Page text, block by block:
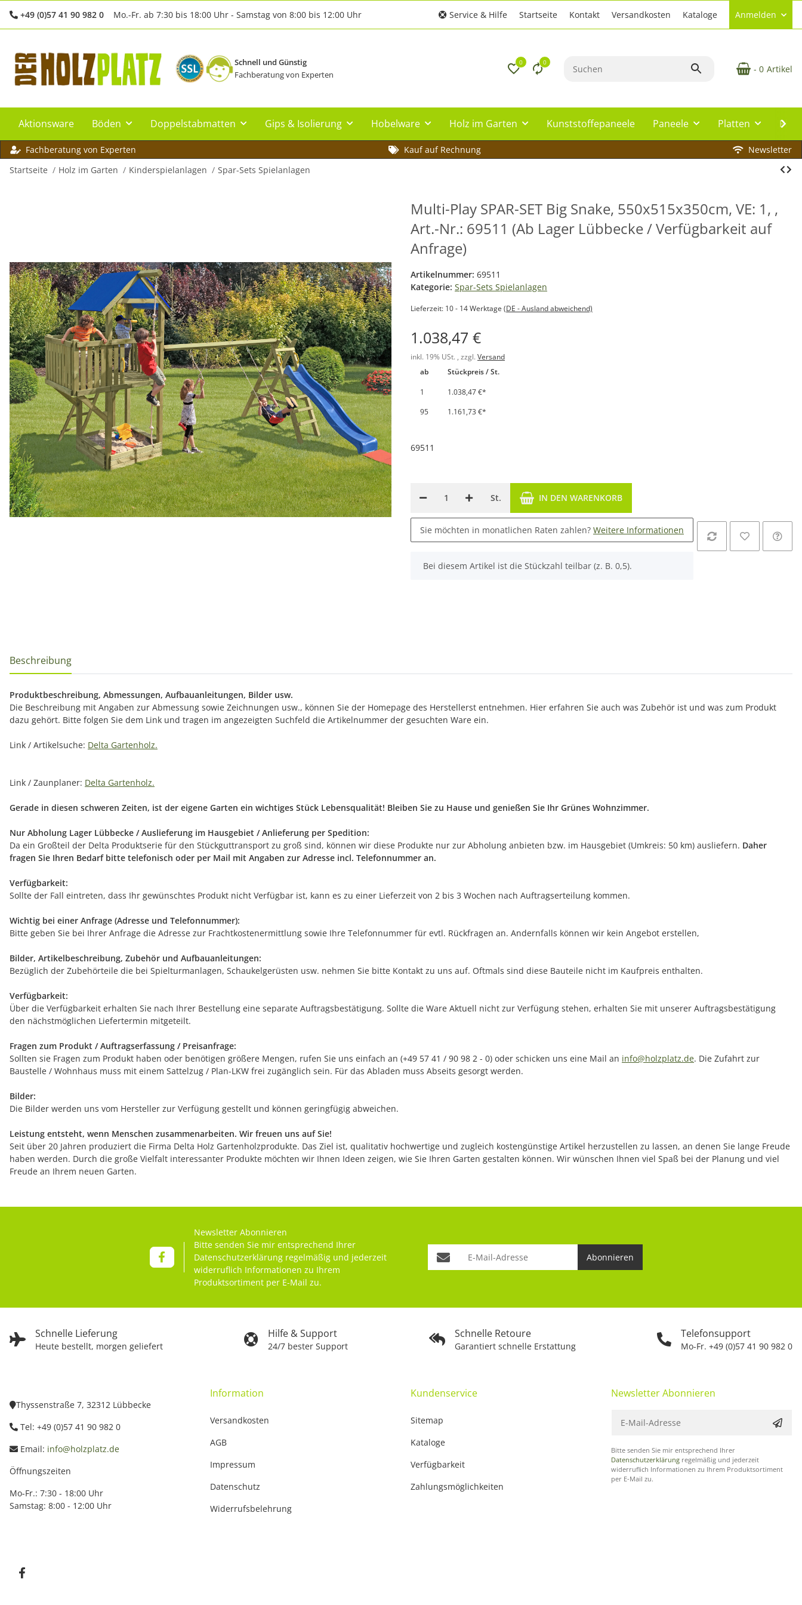
+49 (0)57 41 90 982 0 Mo.-Fr. ab 7:30 bis 18:00 Uhr - Samstag von 8:00 bis 12:00 Uhr Service & Hilfe Startseite Kontakt Versandkosten Kataloge Anmelden
Schnell und Günstig
Fachberatung von Experten
0 0
- 0 Artikel
Aktionsware Böden Doppelstabmatten Gips & Isolierung Hobelware Holz im Garten Kunststoffepaneele Paneele Platten
Fachberatung von Experten Kauf auf Rechnung
Newsletter
Startseite
Holz im Garten Kinderspielanlagen Spar-Sets Spielanlagen
Multi-Play SPAR-SET Big Snake, 550x515x350cm, VE: 1, ,
Art.-Nr.: 69511 (Ab Lager Lübbecke / Verfügbarkeit auf
Anfrage)
Artikelnummer: 69511
Kategorie: Spar-Sets Spielanlagen
Lieferzeit: 10 - 14 Werktage (DE - Ausland abweichend)
1.038,47 €
inkl. 19% USt. , zzgl. Versand
ab
Stückpreis / St.
1
1.038,47 €*
95
1.161,73 €*
69511
St. IN DEN WARENKORB
Sie möchten in monatlichen Raten zahlen? Weitere Informationen
x
Bei diesem Artikel ist die Stückzahl teilbar (z. B. 0,5).
Beschreibung
Produktbeschreibung, Abmessungen, Aufbauanleitungen, Bilder usw.
Die Beschreibung mit Angaben zur Abmessung sowie Zeichnungen usw., können Sie der Homepage des Herstellerst entnehmen. Hier erfahren Sie auch was Zubehör ist und was zum Produkt
dazu gehört. Bitte folgen Sie dem Link und tragen im angezeigten Suchfeld die Artikelnummer der gesuchten Ware ein.
Link / Artikelsuche: Delta Gartenholz.
Link / Zaunplaner: Delta Gartenholz.
Gerade in diesen schweren Zeiten, ist der eigene Garten ein wichtiges Stück Lebensqualität! Bleiben Sie zu Hause und genießen Sie Ihr Grünes Wohnzimmer.
Nur Abholung Lager Lübbecke / Auslieferung im Hausgebiet / Anlieferung per Spedition:
Da ein Großteil der Delta Produktserie für den Stückguttransport zu groß sind, können wir diese Produkte nur zur Abholung anbieten bzw. im Hausgebiet (Umkreis: 50 km) ausliefern. Daher
fragen Sie Ihren Bedarf bitte telefonisch oder per Mail mit Angaben zur Adresse incl. Telefonnummer an.
Verfügbarkeit:
Sollte der Fall eintreten, dass Ihr gewünschtes Produkt nicht Verfügbar ist, kann es zu einer Lieferzeit von 2 bis 3 Wochen nach Auftragserteilung kommen.
Wichtig bei einer Anfrage (Adresse und Telefonnummer):
Bitte geben Sie bei Ihrer Anfrage die Adresse zur Frachtkostenermittlung sowie Ihre Telefonnummer für evtl. Rückfragen an. Andernfalls können wir kein Angebot erstellen,
Bilder, Artikelbeschreibung, Zubehör und Aufbauanleitungen:
Bezüglich der Zubehörteile die bei Spielturmanlagen, Schaukelgerüsten usw. nehmen Sie bitte Kontakt zu uns auf. Oftmals sind diese Bauteile nicht im Kaufpreis enthalten.
Verfügbarkeit:
Über die Verfügbarkeit erhalten Sie nach Ihrer Bestellung eine separate Auftragsbestätigung. Sollte die Ware Aktuell nicht zur Verfügung stehen, erhalten Sie mit unserer Auftragsbestätigung
den nächstmöglichen Liefertermin mitgeteilt.
Fragen zum Produkt / Auftragserfassung / Preisanfrage:
Sollten sie Fragen zum Produkt haben oder benötigen größere Mengen, rufen Sie uns einfach an (+49 57 41 / 90 98 2 - 0) oder schicken uns eine Mail an info@holzplatz.de. Die Zufahrt zur
Baustelle / Wohnhaus muss mit einem Sattelzug / Plan-LKW frei zugänglich sein. Für das Abladen muss Abseits gesorgt werden.
Bilder:
Die Bilder werden uns vom Hersteller zur Verfügung gestellt und können geringfügig abweichen.
Leistung entsteht, wenn Menschen zusammenarbeiten. Wir freuen uns auf Sie!
Seit über 20 Jahren produziert die Firma Delta Holz Gartenholzprodukte. Das Ziel ist, qualitativ hochwertige und zugleich kostengünstige Artikel herzustellen zu lassen, an denen Sie lange Freude
haben werden. Durch die große Vielfalt interessanter Produkte möchten wir Ihnen Ideen zeigen, wie Sie Ihren Garten gestalten können. Wir wünschen Ihnen viel Spaß bei der Planung und viel
Freude an Ihrem neuen Garten.
Schnelle Lieferung
Heute bestellt, morgen geliefert
Hilfe & Support
24/7 bester Support
Schnelle Retoure
Garantiert schnelle Erstattung
Telefonsupport
Mo-Fr. +49 (0)57 41 90 982 0
Newsletter Abonnieren
Bitte senden Sie mir entsprechend Ihrer
Datenschutzerklärung regelmäßig und jederzeit
widerruflich Informationen zu Ihrem
Produktsortiment per E-Mail zu.
Abonnieren
Thyssenstraße 7, 32312 Lübbecke
Tel: +49 (0)57 41 90 982 0
Email: info@holzplatz.de
Öffnungszeiten
Mo-Fr.: 7:30 - 18:00 Uhr
Samstag: 8:00 - 12:00 Uhr
Information
Versandkosten
AGB
Impressum
Datenschutz
Widerrufsbelehrung
Kundenservice
Sitemap
Kataloge
Verfügbarkeit
Zahlungsmöglichkeiten
Newsletter Abonnieren
Bitte senden Sie mir entsprechend Ihrer
Datenschutzerklärung regelmäßig und jederzeit
widerruflich Informationen zu Ihrem Produktsortiment
per E-Mail zu.